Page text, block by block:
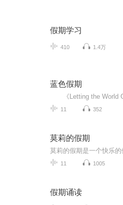
假期学习
410 1.4万
蓝色假期
11 352
莫莉的假期
11 1005
假期诵读